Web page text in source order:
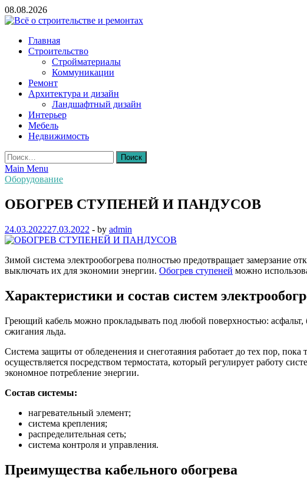
Skip
to
08.08.2026
Всё о строительстве и ремонтах
Главная
Строительство
Стройматериалы
Коммуникации
Ремонт
Архитектура и дизайн
Ландшафтный дизайн
Интерьер
Мебель
Недвижимость
Найти:
Main Menu
Оборудование
ОБОГРЕВ СТУПЕНЕЙ И ПАНДУСОВ
24.03.202227.03.2022 - by admin
Зимой система электрообогрева полностью предотвращает замерзание
выключать их для экономии энергии. Обогрев ступеней можно
Характеристики и состав систем
Греющий кабель можно прокладывать под любой поверхностью:
сжигания льда.
Система защиты от обледенения и снеготаяния работает до тех пор,
осуществляется посредством термостата, который регулирует работу
экономное потребление энергии.
Состав системы:
нагревательный элемент;
система крепления;
распределительная сеть;
система контроля и управления.
Преимущества кабельного обогрева